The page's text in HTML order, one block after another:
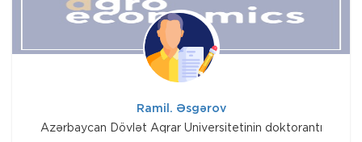
Ramil. Əsgərov
Azərbaycan Dövlət Aqrar Universitetinin doktorantı